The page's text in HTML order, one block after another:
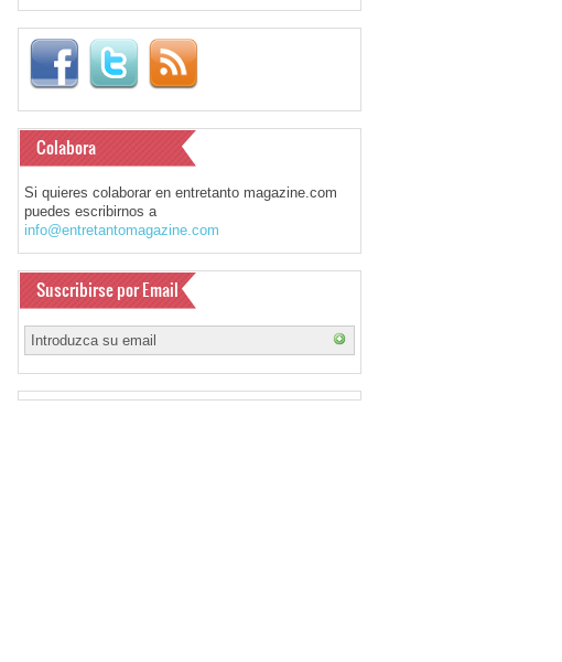
Colabora
Si quieres colaborar en entretanto magazine.com
puedes escribirnos a
info@entretantomagazine.com
Suscribirse por Email